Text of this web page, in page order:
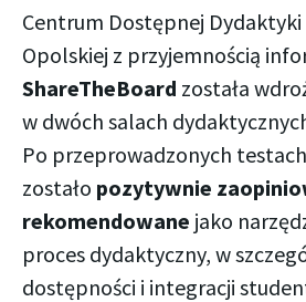
Centrum Dostępnej
Opolskiej z przyjemnością
ShareTheBoard została
w dwóch salach
Po przeprowadzonych
zostało pozytywnie
rekomendowane jako
proces dydaktyczny, w
dostępności i integracji